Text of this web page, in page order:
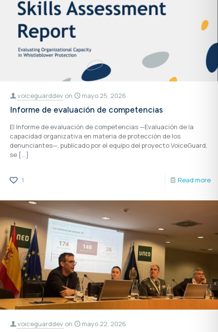
voiceguarddev on mayo 25, 2026
Informe de evaluación de competencias
El Informe de evaluación de competencias —Evaluación de la
capacidad organizativa en materia de protección de los
denunciantes—, publicado por el equipo del proyecto VoiceGuard,
se […]
1 Read more
voiceguarddev on mayo 22, 2026